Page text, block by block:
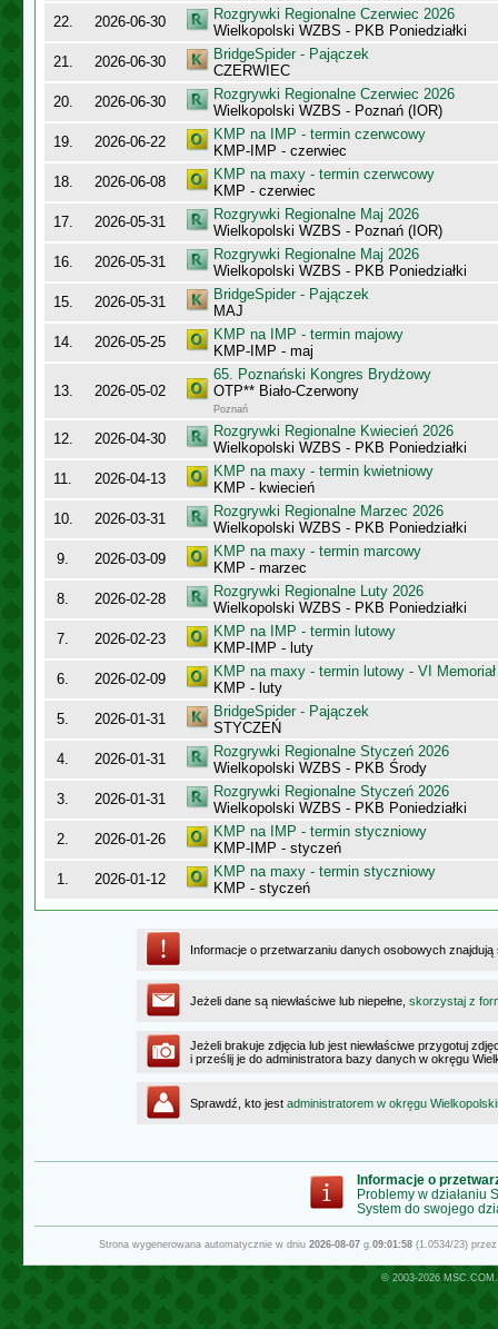
22.
2026-06-30
Rozgrywki Regionalne Czerwiec 2026
Wielkopolski WZBS - PKB Poniedziałki
21.
2026-06-30
BridgeSpider - Pajączek
CZERWIEC
20.
2026-06-30
Rozgrywki Regionalne Czerwiec 2026
Wielkopolski WZBS - Poznań (IOR)
19.
2026-06-22
KMP na IMP - termin czerwcowy
KMP-IMP - czerwiec
18.
2026-06-08
KMP na maxy - termin czerwcowy
KMP - czerwiec
17.
2026-05-31
Rozgrywki Regionalne Maj 2026
Wielkopolski WZBS - Poznań (IOR)
16.
2026-05-31
Rozgrywki Regionalne Maj 2026
Wielkopolski WZBS - PKB Poniedziałki
15.
2026-05-31
BridgeSpider - Pajączek
MAJ
14.
2026-05-25
KMP na IMP - termin majowy
KMP-IMP - maj
13. 2026-05-02
65. Poznański Kongres Brydżowy
OTP** Biało-Czerwony
Poznań
12. 2026-04-30
Rozgrywki Regionalne Kwiecień 2026
Wielkopolski WZBS - PKB Poniedziałki
11.
2026-04-13
KMP na maxy - termin kwietniowy
KMP - kwiecień
10.
2026-03-31
Rozgrywki Regionalne Marzec 2026
Wielkopolski WZBS - PKB Poniedziałki
9.
2026-03-09
KMP na maxy - termin marcowy
KMP - marzec
8.
2026-02-28
Rozgrywki Regionalne Luty 2026
Wielkopolski WZBS - PKB Poniedziałki
7.
2026-02-23
KMP na IMP - termin lutowy
KMP-IMP - luty
6.
2026-02-09
KMP na maxy - termin lutowy - VI
KMP - luty
5.
2026-01-31
BridgeSpider - Pajączek
STYCZEŃ
4.
2026-01-31
Rozgrywki Regionalne Styczeń 2026
Wielkopolski WZBS - PKB Środy
3.
2026-01-31
Rozgrywki Regionalne Styczeń 2026
Wielkopolski WZBS - PKB Poniedziałki
2.
2026-01-26
KMP na IMP - termin styczniowy
KMP-IMP - styczeń
1.
2026-01-12
KMP na maxy - termin styczniowy
KMP - styczeń
Informacje o przetwarzaniu danych osobowych
Jeżeli dane są niewłaściwe lub niepełne, skorzystaj z
Jeżeli brakuje zdjęcia lub jest niewłaściwe przygotuj
i prześlij je do administratora bazy danych w okręgu
Sprawdź, kto jest administratorem w okręgu
Informacje o
Problemy w działaniu
System do swojego
Strona wygenerowana automatycznie w dniu 2026-08-07g.09:01:58(1.0534/23)
© 2003-2026